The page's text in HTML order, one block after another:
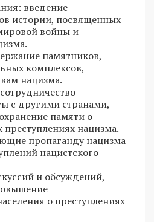
введение
истории, посвященных
войны и
памятников,
комплексов,
нацизма.
-
с другими странами,
памяти о
преступлениях нацизма.
пропаганду нацизма
нацистского
и обсуждений,
о преступлениях